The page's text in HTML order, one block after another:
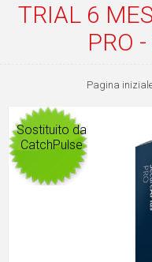
TRIAL 6
PRO
Pagina
Sostituito da
CatchPulse